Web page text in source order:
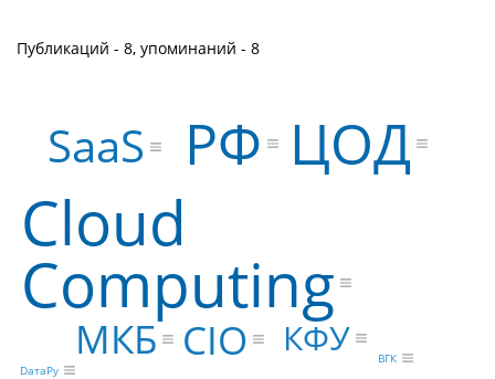
Публикаций - 8, упоминаний - 8
Cloud
Computing
ЦОД
РФ
SaaS
МКБ CIO КФУ ВГК
DатаРу